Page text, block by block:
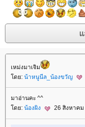
เหม่งมาเจิม
ดย: น้าหนูนีล_น้องขวัญ
มาอ่านคะ ^^
ดย: น้องผิง 26 สิงหาคม